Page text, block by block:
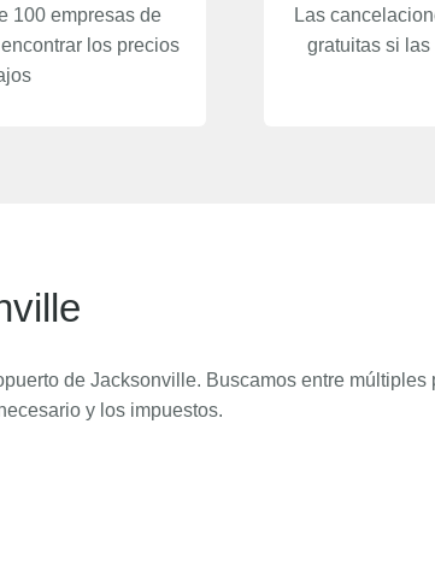
100 empresas de
los precios
Las
gratuitas si
de Jacksonville. Buscamos entre múltiples
y los impuestos.